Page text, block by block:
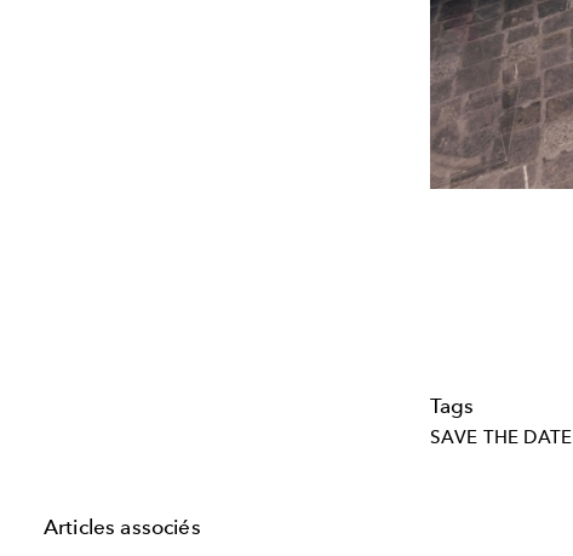
Tags
SAVE THE DATE
Articles associés